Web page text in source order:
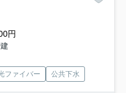
円
ファイバー 公共下水